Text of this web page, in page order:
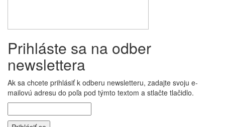
Prihláste sa na odber
newslettera
Ak sa chcete prihlásiť k odberu newsletteru, zadajte svoju e-
mailovú adresu do poľa pod týmto textom a stlačte tlačidlo.